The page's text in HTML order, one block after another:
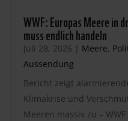
WWF: Europas Meere in
muss endlich handeln
Juli 28, 2026 | Meere,
Aussendung
Bericht zeigt
Klimakrise und
Meeren massiv zu –